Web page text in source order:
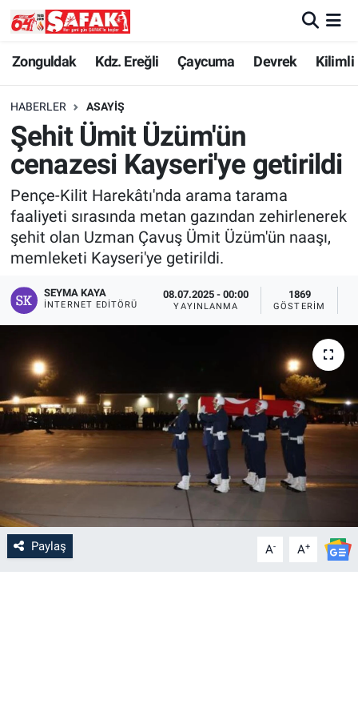
Zonguldak Kdz. Ereğli Çaycuma Devrek Kilimli
HABERLER ASAYIŞ
Şehit Ümit Üzüm'ün
cenazesi Kayseri'ye getirildi
Pençe-Kilit Harekâtı'nda arama tarama
faaliyeti sırasında metan gazından zehirlenerek
şehit olan Uzman Çavuş Ümit Üzüm'ün naaşı,
memleketi Kayseri'ye getirildi.
SEYMA KAYA
İNTERNET EDITÖRÜ
08.07.2025 - 00:00
YAYINLANMA
1869
GÖSTERIM
Paylaş A- A+
Zonguldak
Kdz. Ereğli
Çaycuma
Kilimli
Asayiş
Spor
Resmi İlan
Zonguldak Nöbetçi Eczaneler
Zonguldak Hava Durumu
Zonguldak Namaz Vakitleri
Zonguldak Trafik Yoğunluk Haritası
Süper Lig Puan Durumu ve Fikstür
Tüm Manşetler
Son Dakika Haberleri
Haber Arşivi